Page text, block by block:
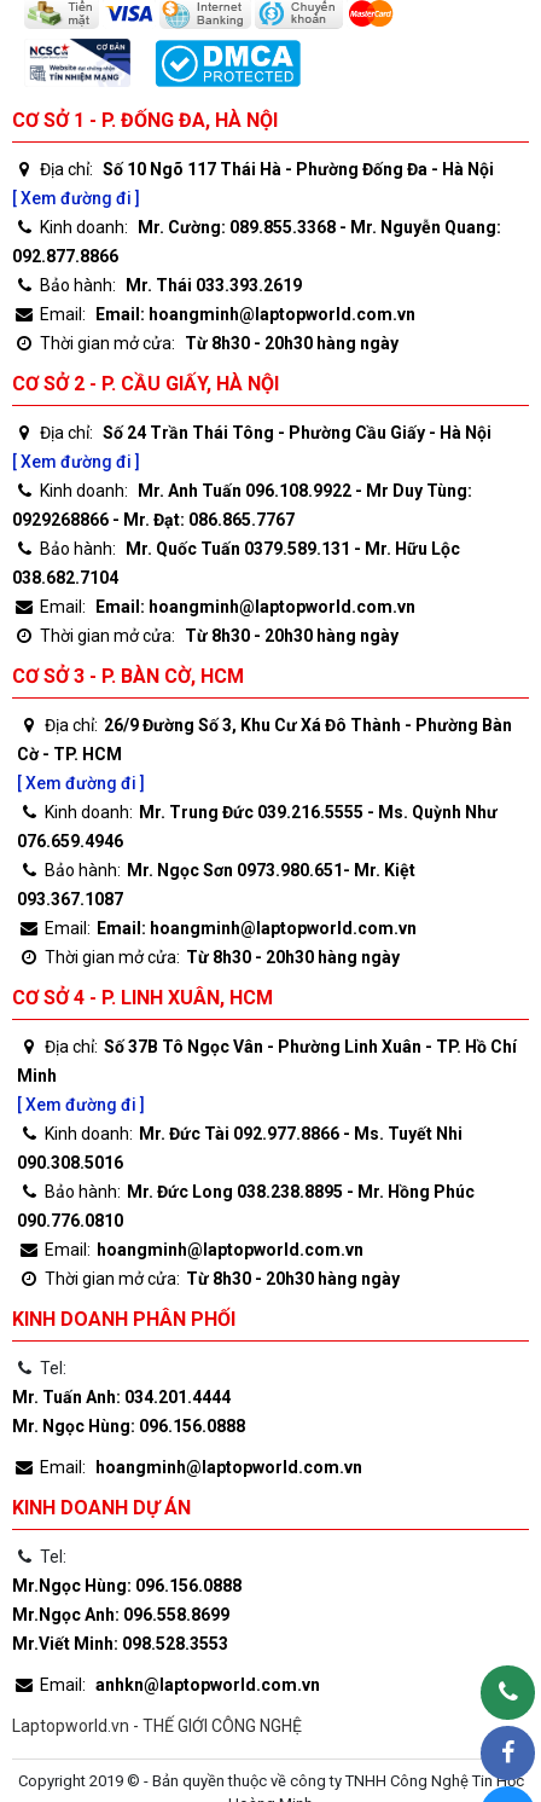
CƠ SỞ 1 - P. ĐỐNG ĐA, HÀ NỘI
Địa chỉ: Số 10 Ngõ 117 Thái Hà - Phường Đống Đa - Hà Nội
[ Xem đường đi ]
Kinh doanh:
Mr. Cường: 089.855.3368 - Mr. Nguyễn Quang:
092.877.8866
Bảo hành:
Mr. Thái 033.393.2619
Email:
Email: hoangminh@laptopworld.com.vn
Thời gian mở cửa:
Từ 8h30 - 20h30 hàng ngày
CƠ SỞ 2 - P. CẦU GIẤY, HÀ NỘI
Địa chỉ: Số 24 Trần Thái Tông - Phường Cầu Giấy - Hà Nội
[ Xem đường đi ]
Kinh doanh:
Mr. Anh Tuấn 096.108.9922 - Mr Duy Tùng:
0929268866 - Mr. Đạt: 086.865.7767
Bảo hành:
Mr. Quốc Tuấn 0379.589.131 - Mr. Hữu Lộc
038.682.7104
Email:
Email: hoangminh@laptopworld.com.vn
Thời gian mở cửa:
Từ 8h30 - 20h30 hàng ngày
CƠ SỞ 3 - P. BÀN CỜ, HCM
Địa chỉ: 26/9 Đường Số 3, Khu Cư Xá Đô Thành - Phường Bàn
Cờ - TP. HCM
[ Xem đường đi ]
Kinh doanh: Mr. Trung Đức 039.216.5555 - Ms. Quỳnh Như
076.659.4946
Bảo hành: Mr. Ngọc Sơn 0973.980.651- Mr. Kiệt
093.367.1087
Email: Email: hoangminh@laptopworld.com.vn
Thời gian mở cửa: Từ 8h30 - 20h30 hàng ngày
CƠ SỞ 4 - P. LINH XUÂN, HCM
Địa chỉ: Số 37B Tô Ngọc Vân - Phường Linh Xuân - TP. Hồ Chí
Minh
[ Xem đường đi ]
Kinh doanh: Mr. Đức Tài 092.977.8866 - Ms. Tuyết Nhi
090.308.5016
Bảo hành: Mr. Đức Long 038.238.8895 - Mr. Hồng Phúc
090.776.0810
Email: hoangminh@laptopworld.com.vn
Thời gian mở cửa: Từ 8h30 - 20h30 hàng ngày
KINH DOANH PHÂN PHỐI
Tel:
Mr. Tuấn Anh: 034.201.4444
Mr. Ngọc Hùng: 096.156.0888
Email: hoangminh@laptopworld.com.vn
KINH DOANH DỰ ÁN
Tel:
Mr.Ngọc Hùng: 096.156.0888
Mr.Ngọc Anh: 096.558.8699
Mr.Viết Minh: 098.528.3553
Email: anhkn@laptopworld.com.vn
Laptopworld.vn - THẾ GIỚI CÔNG NGHỆ
Copyright 2019 © - Bản quyền thuộc về công ty TNHH Công Nghệ Tin Học